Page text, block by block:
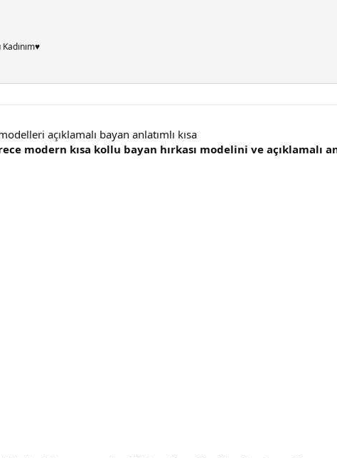
açıklamalı bayan anlatımlı kısa
modern kısa kollu bayan hırkası modelini ve açıklamalı